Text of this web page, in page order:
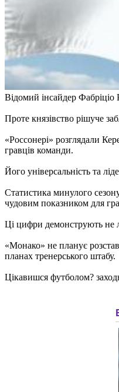
Відомий інсайдер Фабріціо
Проте князівство рішуче
«Россонері» розглядали
гравців команди.
Його універсальність та
Статистика минулого
чудовим показником для
Ці цифри демонструють не
«Монако» не планує
планах тренерського штабу.
Цікавишся футболом?